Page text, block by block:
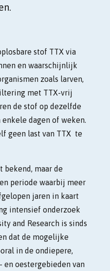
stof TTX via
en waarschijnlijk
zoals larven,
met TTX-vrij
de stof op dezelfde
dagen of weken.
geen last van TTX te
bekend, maar de
periode waarbij meer
jaren in kaart
intensief onderzoek
and Research is sinds
dat de mogelijke
in de ondiepere,
oestergebieden van